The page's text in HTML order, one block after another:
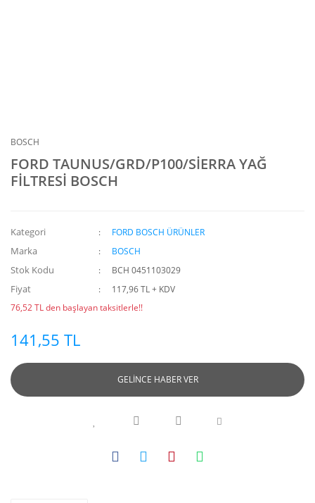
BOSCH
FORD TAUNUS/GRD/P100/SİERRA YAĞ
FİLTRESİ BOSCH
Kategori FORD BOSCH ÜRÜNLER
Marka BOSCH
Stok Kodu BCH 0451103029
Fiyat
117,96 TL + KDV
76,52 TL den başlayan taksitlerle!!
141,55 TL
GELİNCE HABER VER